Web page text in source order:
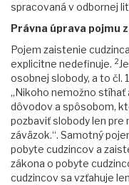
spracovaná v odbornej
Právna úprava pojmu
Pojem zaistenie
explicitne nedefinuje. 2
osobnej slobody, a to čl.
„Nikoho nemožno stíhať
dôvodov a spôsobom,
pozbaviť slobody len
záväzok.“. Samotný
pobyte cudzincov a
zákona o pobyte
cudzincov sa vzťahuje